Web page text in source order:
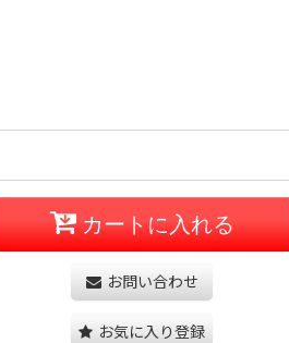
カートに入れる
お問い合わせ
お気に入り登録